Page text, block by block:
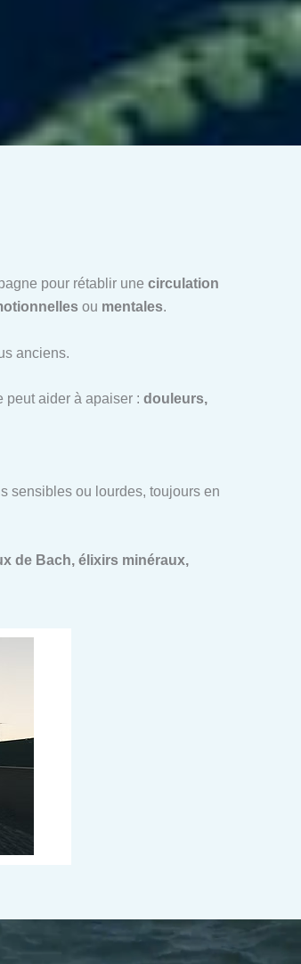
pour rétablir une circulation
ou mentales.
anciens.
peut aider à apaiser : douleurs,
sensibles ou lourdes, toujours en
de Bach, élixirs minéraux,